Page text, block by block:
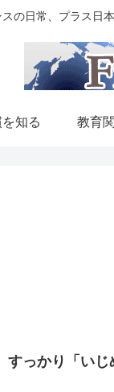
スの日常、プラス
知る 教育
すっかり「い